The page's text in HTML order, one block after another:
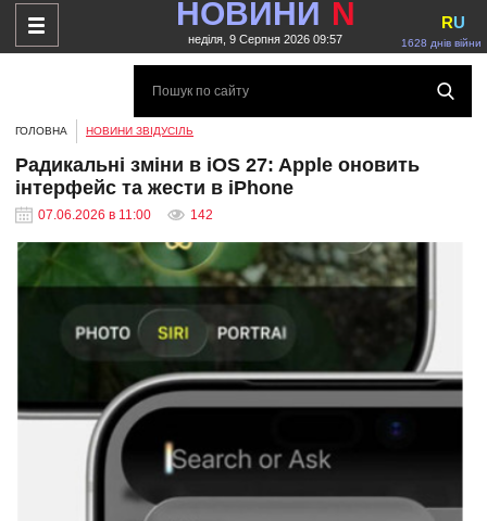
НОВИНИ N
неділя, 9 Серпня 2026 09:57 1628 днів війни
RU
ГОЛОВНА НОВИНИ ЗВІДУСІЛЬ
Радикальні зміни в iOS 27: Apple оновить
інтерфейс та жести в iPhone
07.06.2026 в 11:00 142